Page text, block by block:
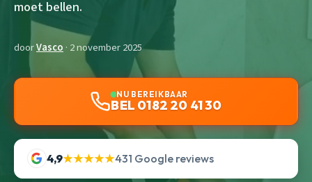
moet bellen.
doorVasco · 2 november 2025
NU BEREIKBAAR
BEL 0182 20 41 30
4,9★★★★★431 Google reviews